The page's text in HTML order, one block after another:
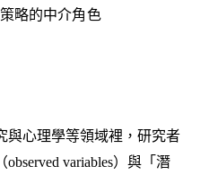
略的中介角色